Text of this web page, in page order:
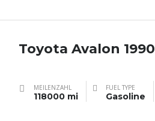
Toyota Avalon 1990
MEILENZAHL
118000 mi
FUEL TYPE
Gasoline